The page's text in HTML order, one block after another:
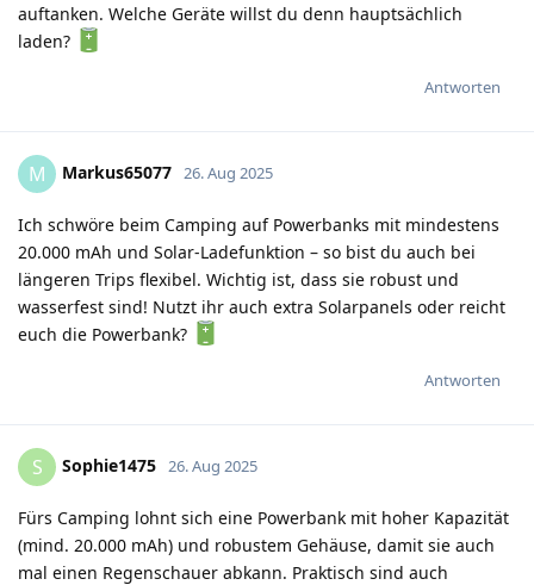
auftanken. Welche Geräte willst du denn hauptsächlich
laden?
Antworten
M Markus65077 26. Aug 2025
Ich schwöre beim Camping auf Powerbanks mit mindestens
20.000 mAh und Solar-Ladefunktion – so bist du auch bei
längeren Trips flexibel. Wichtig ist, dass sie robust und
wasserfest sind! Nutzt ihr auch extra Solarpanels oder reicht
euch die Powerbank?
Antworten
S Sophie1475 26. Aug 2025
Fürs Camping lohnt sich eine Powerbank mit hoher Kapazität
(mind. 20.000 mAh) und robustem Gehäuse, damit sie auch
mal einen Regenschauer abkann. Praktisch sind auch